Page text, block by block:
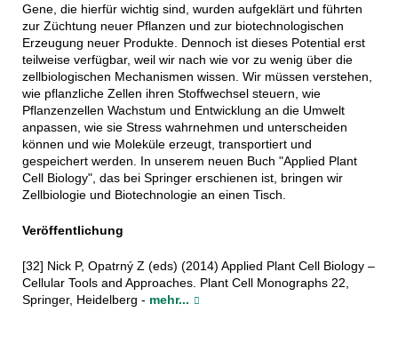
Gene, die hierfür wichtig sind, wurden aufgeklärt und führten
zur Züchtung neuer Pflanzen und zur biotechnologischen
Erzeugung neuer Produkte. Dennoch ist dieses Potential erst
teilweise verfügbar, weil wir nach wie vor zu wenig über die
zellbiologischen Mechanismen wissen. Wir müssen verstehen,
wie pflanzliche Zellen ihren Stoffwechsel steuern, wie
Pflanzenzellen Wachstum und Entwicklung an die Umwelt
anpassen, wie sie Stress wahrnehmen und unterscheiden
können und wie Moleküle erzeugt, transportiert und
gespeichert werden. In unserem neuen Buch "Applied Plant
Cell Biology", das bei Springer erschienen ist, bringen wir
Zellbiologie und Biotechnologie an einen Tisch.
Veröffentlichung
[32] Nick P, Opatrný Z (eds) (2014) Applied Plant Cell Biology –
Cellular Tools and Approaches. Plant Cell Monographs 22,
Springer, Heidelberg - mehr...